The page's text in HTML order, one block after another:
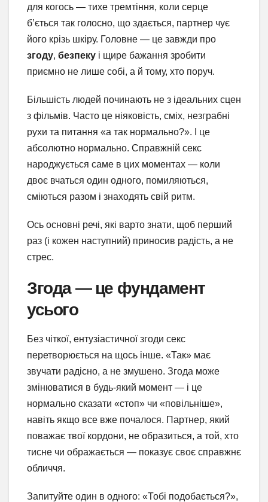
для когось — тихе тремтіння, коли серце
б’ється так голосно, що здається, партнер чує
його крізь шкіру. Головне — це завжди про
згоду, безпеку і щире бажання зробити
приємно не лише собі, а й тому, хто поруч.
Більшість людей починають не з ідеальних сцен
з фільмів. Часто це ніяковість, сміх, незграбні
рухи та питання «а так нормально?». І це
абсолютно нормально. Справжній секс
народжується саме в цих моментах — коли
двоє вчаться один одного, помиляються,
сміються разом і знаходять свій ритм.
Ось основні речі, які варто знати, щоб перший
раз (і кожен наступний) приносив радість, а не
стрес.
Згода — це фундамент
усього
Без чіткої, ентузіастичної згоди секс
перетворюється на щось інше. «Так» має
звучати радісно, а не змушено. Згода може
змінюватися в будь-який момент — і це
нормально сказати «стоп» чи «повільніше»,
навіть якщо все вже почалося. Партнер, який
поважає твої кордони, не образиться, а той, хто
тисне чи ображається — показує своє справжнє
обличчя.
Запитуйте один в одного: «Тобі подобається?»,